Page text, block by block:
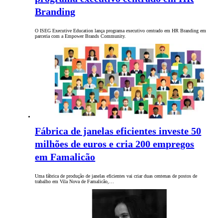
Branding
O ISEG Executive Education lança programa executivo centrado em HR Branding em
parceria com a Empower Brands Community.
Fábrica de janelas eficientes investe 50
milhões de euros e cria 200 empregos
em Famalicão
Uma fábrica de produção de janelas eficientes vai criar duas centenas de postos de
trabalho em Vila Nova de Famalicão,…